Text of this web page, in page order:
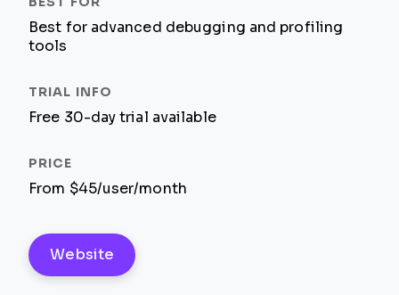
Best for advanced debugging and profiling
tools
Free 30-day trial available
From $45/user/month
Website